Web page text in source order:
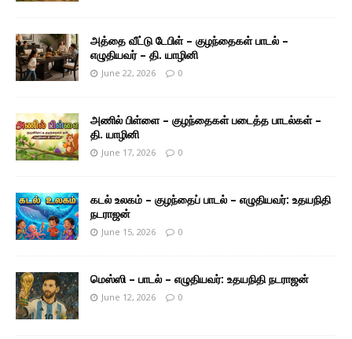
அத்தை வீட்டு டேபிள் – குழந்தைகள் பாடல் –
எழுதியவர் – தி. யாழினி
June 22, 2026 0
அணில் பிள்ளை – குழந்தைகள் படைத்த பாடல்கள் –
தி. யாழினி
June 17, 2026 0
கடல் உலகம் – குழந்தைப் பாடல் – எழுதியவர்: உதயநிதி
நடராஜன்
June 15, 2026 0
மெஸ்ஸி – பாடல் – எழுதியவர்: உதயநிதி நடராஜன்
June 12, 2026 0